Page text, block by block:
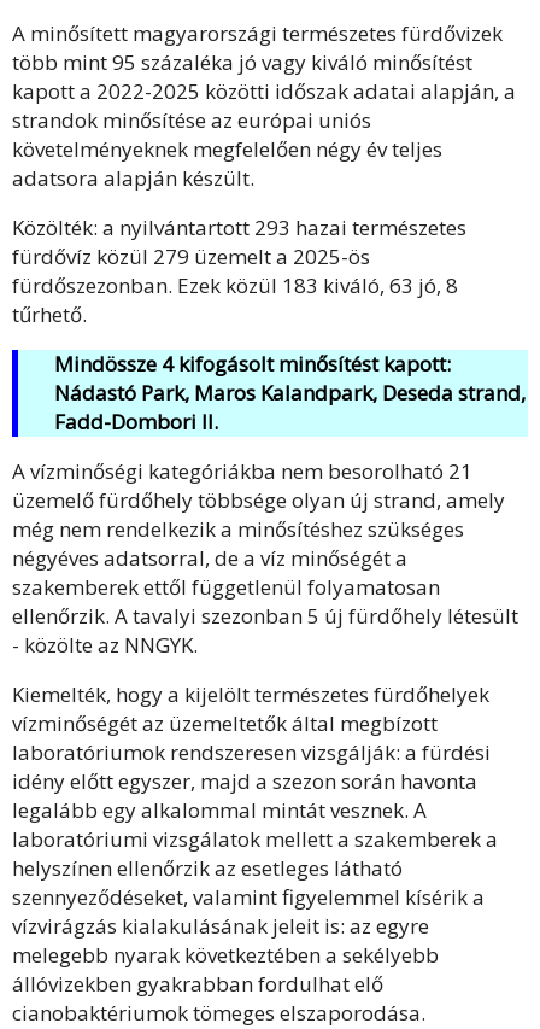
A minősített magyarországi természetes fürdővizek
több mint 95 százaléka jó vagy kiváló minősítést
kapott a 2022-2025 közötti időszak adatai alapján, a
strandok minősítése az európai uniós
követelményeknek megfelelően négy év teljes
adatsora alapján készült.
Közölték: a nyilvántartott 293 hazai természetes
fürdővíz közül 279 üzemelt a 2025-ös
fürdőszezonban. Ezek közül 183 kiváló, 63 jó, 8
tűrhető.
Mindössze 4 kifogásolt minősítést kapott:
Nádastó Park, Maros Kalandpark, Deseda strand,
Fadd-Dombori II.
A vízminőségi kategóriákba nem besorolható 21
üzemelő fürdőhely többsége olyan új strand, amely
még nem rendelkezik a minősítéshez szükséges
négyéves adatsorral, de a víz minőségét a
szakemberek ettől függetlenül folyamatosan
ellenőrzik. A tavalyi szezonban 5 új fürdőhely létesült
- közölte az NNGYK.
Kiemelték, hogy a kijelölt természetes fürdőhelyek
vízminőségét az üzemeltetők által megbízott
laboratóriumok rendszeresen vizsgálják: a fürdési
idény előtt egyszer, majd a szezon során havonta
legalább egy alkalommal mintát vesznek. A
laboratóriumi vizsgálatok mellett a szakemberek a
helyszínen ellenőrzik az esetleges látható
szennyeződéseket, valamint figyelemmel kísérik a
vízvirágzás kialakulásának jeleit is: az egyre
melegebb nyarak következtében a sekélyebb
állóvizekben gyakrabban fordulhat elő
cianobaktériumok tömeges elszaporodása.